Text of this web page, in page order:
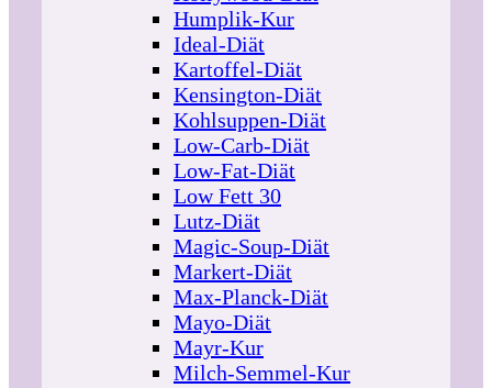
Humplik-Kur
Ideal-Diät
Kartoffel-Diät
Kensington-Diät
Kohlsuppen-Diät
Low-Carb-Diät
Low-Fat-Diät
Low Fett 30
Lutz-Diät
Magic-Soup-Diät
Markert-Diät
Max-Planck-Diät
Mayo-Diät
Mayr-Kur
Milch-Semmel-Kur